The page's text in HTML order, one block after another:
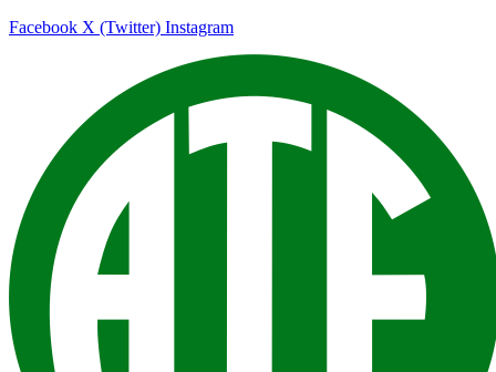
Facebook X (Twitter) Instagram